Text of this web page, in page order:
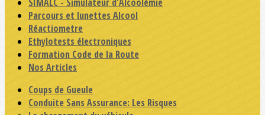
Parcours et lunettes Alcool
Réactiometre
Ethylotests électroniques
Formation Code de la Route
Nos Articles
Coups de Gueule
Conduite Sans Assurance: Les Risques